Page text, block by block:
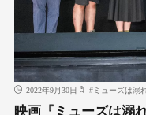
2022年9月30日 #ミューズは溺
映画『ミューズは溺